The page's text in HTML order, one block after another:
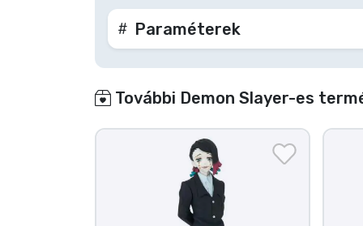
Paraméterek
További Demon Slayer-es